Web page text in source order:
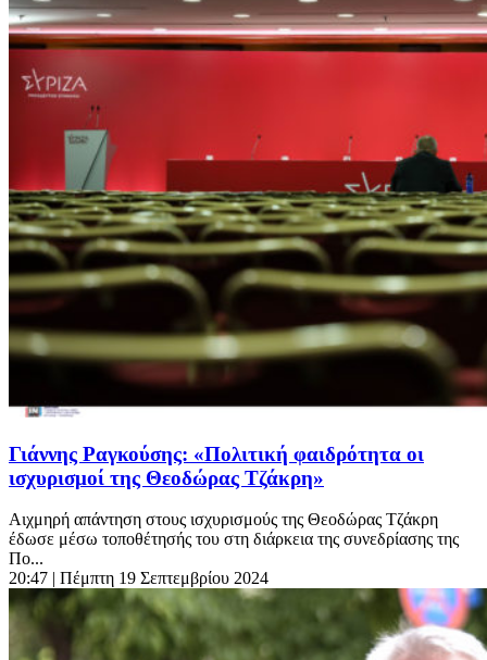
Γιάννης Ραγκούσης: «Πολιτική φαιδρότητα οι
ισχυρισμοί της Θεοδώρας Τζάκρη»
Αιχμηρή απάντηση στους ισχυρισμούς της Θεοδώρας Τζάκρη
έδωσε μέσω τοποθέτησής του στη διάρκεια της συνεδρίασης της
Πο...
20:47 | Πέμπτη 19 Σεπτεμβρίου 2024